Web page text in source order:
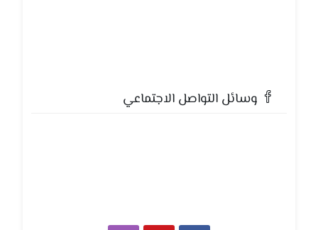
وسائل التواصل الاجتماعي